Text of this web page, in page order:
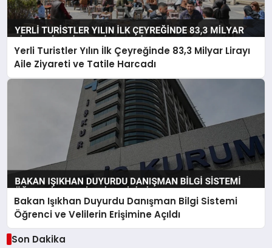
Yerli Turistler Yılın İlk Çeyreğinde 83,3 Milyar Lirayı
Aile Ziyareti ve Tatile Harcadı
Bakan Işıkhan Duyurdu Danışman Bilgi Sistemi
Öğrenci ve Velilerin Erişimine Açıldı
Son Dakika